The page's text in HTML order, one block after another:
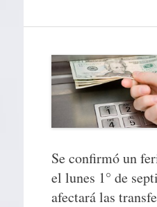
Se confirmó un
el lunes 1° de
afectará las